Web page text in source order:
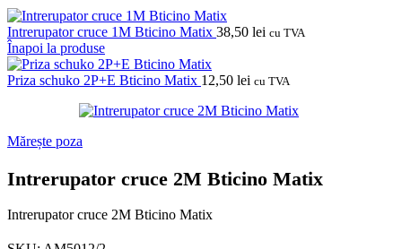
Intrerupator cruce 1M Bticino Matix 38,50 lei cu TVA
Înapoi la produse
Priza schuko 2P+E Bticino Matix 12,50 lei cu TVA
Mărește poza
Intrerupator cruce 2M Bticino Matix
Intrerupator cruce 2M Bticino Matix